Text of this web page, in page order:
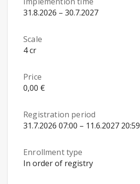
31.8.2026 – 30.7.2027
Scale
4 cr
Price
0,00 €
Registration period
31.7.2026 07:00 – 11.6.2027 20:59
Enrollment type
In order of registry